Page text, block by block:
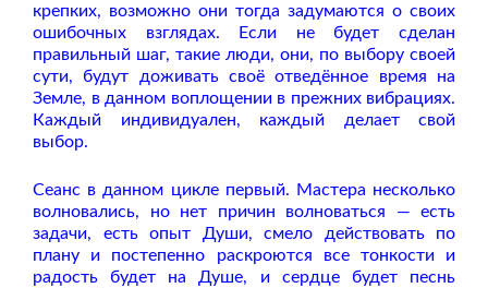
крепких, возможно они тогда задумаются о своих
ошибочных взглядах. Если не будет сделан
правильный шаг, такие люди, они, по выбору своей
сути, будут доживать своё отведённое время на
Земле, в данном воплощении в прежних вибрациях.
Каждый индивидуален, каждый делает свой
выбор.
Сеанс в данном цикле первый. Мастера несколько
волновались, но нет причин волноваться — есть
задачи, есть опыт Души, смело действовать по
плану и постепенно раскроются все тонкости и
радость будет на Душе, и сердце будет песнь